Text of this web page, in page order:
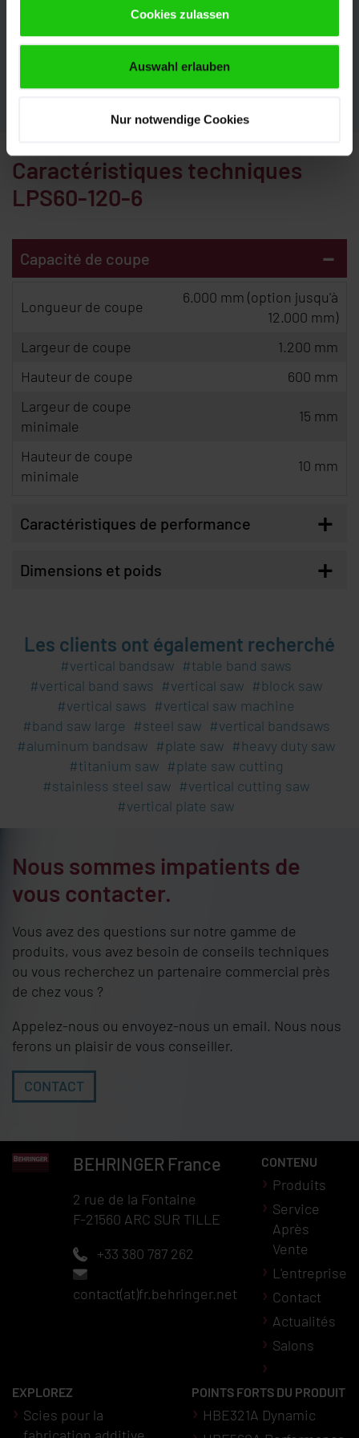
Cookies zulassen
Auswahl erlauben
Nur notwendige Cookies
de vous conseiller. Nous nous réjouissons de votre
demande.
Caractéristiques techniques
LPS60-120-6
Capacité de coupe -
Longueur de coupe
6.000 mm (option jusqu'à
12.000 mm)
Largeur de coupe
1.200 mm
Hauteur de coupe
600 mm
Largeur de coupe
minimale
15 mm
Hauteur de coupe
minimale
10 mm
Caractéristiques de performance +
Dimensions et poids +
Les clients ont également recherché
vertical bandsaw
table band saws
vertical band saws
vertical saw
block saw
vertical saws
vertical saw machine
band saw large
steel saw
vertical bandsaws
aluminum bandsaw
plate saw
heavy duty saw
titanium saw
plate saw cutting
stainless steel saw
vertical cutting saw
vertical plate saw
Nous sommes impatients de
vous contacter.
Vous avez des questions sur notre gamme de
produits, vous avez besoin de conseils techniques
ou vous recherchez un partenaire commercial près
de chez vous ?
Appelez-nous ou envoyez-nous un email. Nous nous
ferons un plaisir de vous conseiller.
CONTACT
BEHRINGER France
2 rue de la Fontaine
F-21560 ARC SUR TILLE
+33 380 787 262
contact(at)fr.behringer.net
CONTENU
Produits
Service
Après
Vente
L'entreprise
Contact
Actualités
Salons
EXPLOREZ
Scies pour la
POINTS FORTS DU PRODUIT
HBE321A Dynamic